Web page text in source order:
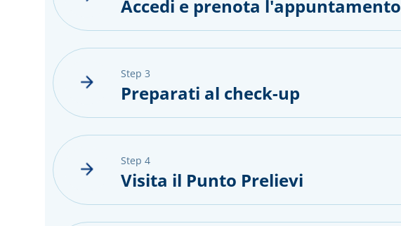
Accedi e prenota l'appuntamento
step 3
Preparati al check-up
step 4
Visita il Punto Prelievi